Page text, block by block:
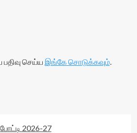
செய்ய இங்கே சொடுக்கவும்.
போட்டி 2026-27